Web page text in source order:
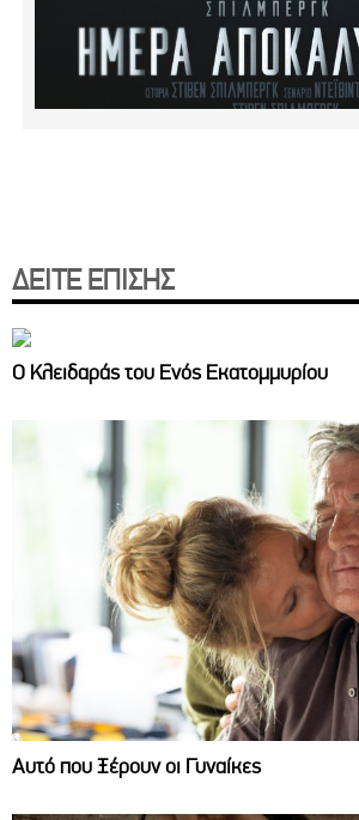
ΔΕΙΤΕ ΕΠΙΣΗΣ
Ο Κλειδαράς του Ενός Εκατομμυρίου
Αυτό που Ξέρουν οι Γυναίκες